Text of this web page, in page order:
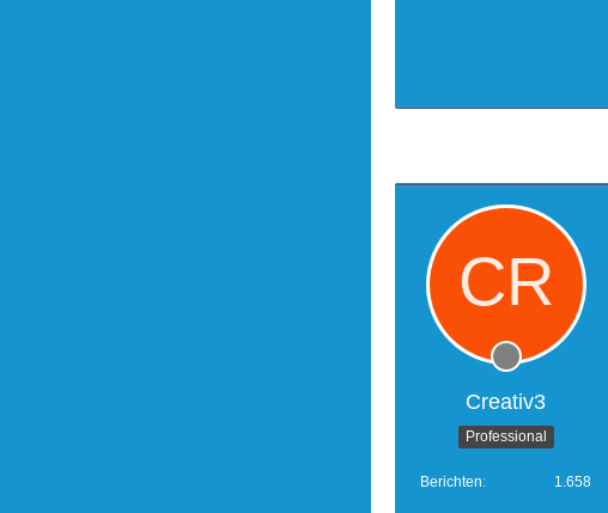
Creativ3
Professional
Berichten 1.658